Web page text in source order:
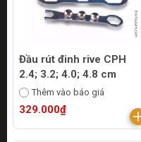
Đầu rút đinh rive CPH
2.4; 3.2; 4.0; 4.8 cm
Thêm vào báo giá
329.000₫